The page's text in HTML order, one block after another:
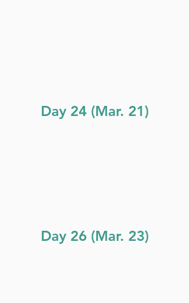
Day 24 (Mar. 21)
Day 26 (Mar. 23)